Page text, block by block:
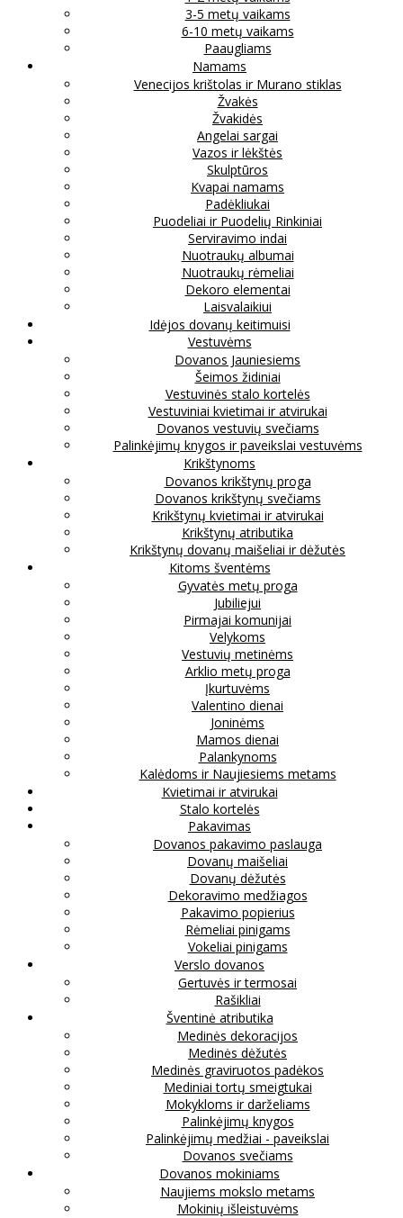
3-5 metų vaikams
6-10 metų vaikams
Paaugliams
Namams
Venecijos krištolas ir Murano stiklas
Žvakės
Žvakidės
Angelai sargai
Vazos ir lėkštės
Skulptūros
Kvapai namams
Padėkliukai
Puodeliai ir Puodelių Rinkiniai
Serviravimo indai
Nuotraukų albumai
Nuotraukų rėmeliai
Dekoro elementai
Laisvalaikiui
Idėjos dovanų keitimuisi
Vestuvėms
Dovanos Jauniesiems
Šeimos židiniai
Vestuvinės stalo kortelės
Vestuviniai kvietimai ir atvirukai
Dovanos vestuvių svečiams
Palinkėjimų knygos ir paveikslai vestuvėms
Krikštynoms
Dovanos krikštynų proga
Dovanos krikštynų svečiams
Krikštynų kvietimai ir atvirukai
Krikštynų atributika
Krikštynų dovanų maišeliai ir dėžutės
Kitoms šventėms
Gyvatės metų proga
Jubiliejui
Pirmajai komunijai
Velykoms
Vestuvių metinėms
Arklio metų proga
Įkurtuvėms
Valentino dienai
Joninėms
Mamos dienai
Palankynoms
Kalėdoms ir Naujiesiems metams
Kvietimai ir atvirukai
Stalo kortelės
Pakavimas
Dovanos pakavimo paslauga
Dovanų maišeliai
Dovanų dėžutės
Dekoravimo medžiagos
Pakavimo popierius
Rėmeliai pinigams
Vokeliai pinigams
Verslo dovanos
Gertuvės ir termosai
Rašikliai
Šventinė atributika
Medinės dekoracijos
Medinės dėžutės
Medinės graviruotos padėkos
Mediniai tortų smeigtukai
Mokykloms ir darželiams
Palinkėjimų knygos
Palinkėjimų medžiai - paveikslai
Dovanos svečiams
Dovanos mokiniams
Naujiems mokslo metams
Mokinių išleistuvėms